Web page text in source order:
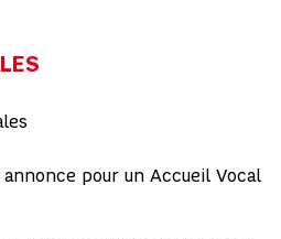
annonce pour un Accueil Vocal